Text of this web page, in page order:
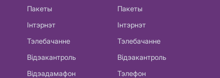
Пакеты
Інтэрнэт
Тэлебачанне
Відэакантроль
Відэадамафон
Пакеты
Інтэрнэт
Тэлебачанне
Відэакантроль
Тэлефон